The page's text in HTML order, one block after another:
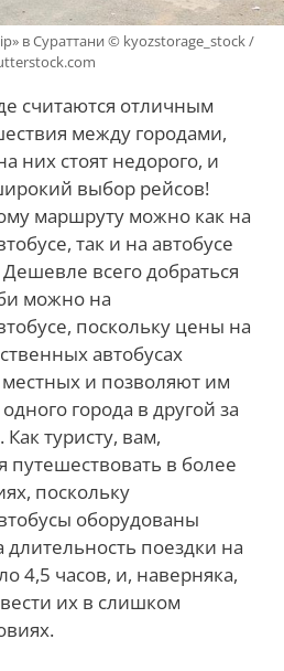
в Сураттани © kyozstorage_stock /
считаются отличным
между городами,
них стоят недорого, и
выбор рейсов!
маршруту можно как на
так и на автобусе
всего добраться
можно на
поскольку цены на
автобусах
и позволяют им
города в другой за
туристу, вам,
путешествовать в более
поскольку
оборудованы
поездки на
4,5 часов, и, наверняка,
их в слишком